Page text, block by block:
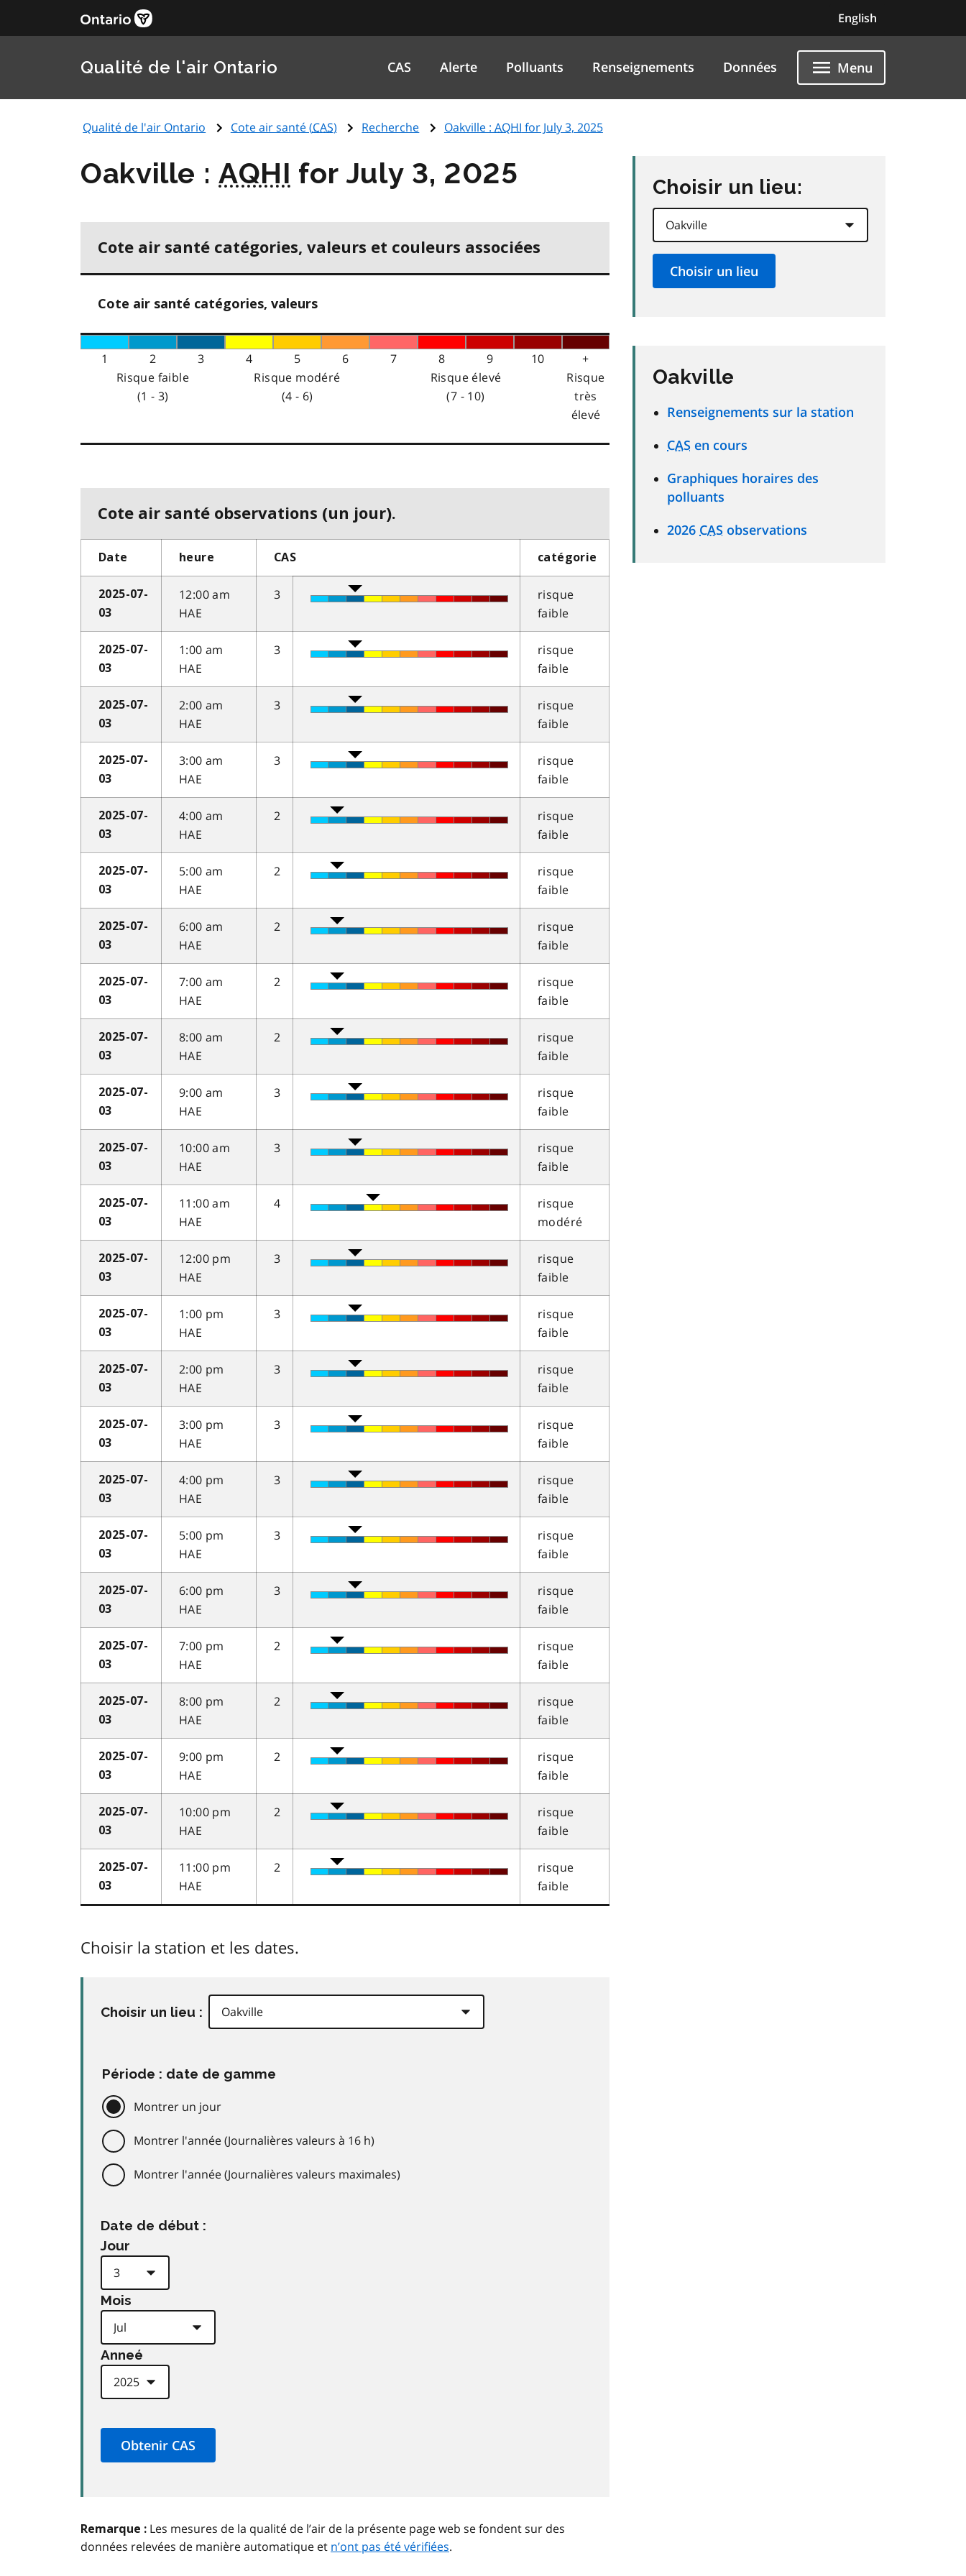
English
Qualité de l'air Ontario CAS Alerte Polluants Renseignements Données Menu
Qualité de l'air Ontario Cote air santé (CAS) Recherche Oakville : AQHI for July 3, 2025
Oakville :AQHI for July 3, 2025
Cote air santé catégories, valeurs et couleurs associées
Cote air santé catégories, valeurs
1 2 3 4 5 6 7 8 9 10
+
Risque faible
(1 - 3)
Risque modéré
(4 - 6)
Risque élevé
(7 - 10)
Risque
très
élevé
Cote air santé observations (un jour).
Date heure CAS catégorie
2025-07-
03
12:00 am
HAE
3
risque
faible
2025-07-
03
1:00 am
HAE
3
risque
faible
2025-07-
03
2:00 am
HAE
3
risque
faible
2025-07-
03
3:00 am
HAE
3
risque
faible
2025-07-
03
4:00 am
HAE
2
risque
faible
2025-07-
03
5:00 am
HAE
2
risque
faible
2025-07-
03
6:00 am
HAE
2
risque
faible
2025-07-
03
7:00 am
HAE
2
risque
faible
2025-07-
03
8:00 am
HAE
2
risque
faible
2025-07-
03
9:00 am
HAE
3
risque
faible
2025-07-
03
10:00 am
HAE
3
risque
faible
2025-07-
03
11:00 am
HAE
4
risque
modéré
2025-07-
03
12:00 pm
HAE
3
risque
faible
2025-07-
03
1:00 pm
HAE
3
risque
faible
2025-07-
03
2:00 pm
HAE
3
risque
faible
2025-07-
03
3:00 pm
HAE
3
risque
faible
2025-07-
03
4:00 pm
HAE
3
risque
faible
2025-07-
03
5:00 pm
HAE
3
risque
faible
2025-07-
03
6:00 pm
HAE
3
risque
faible
2025-07-
03
7:00 pm
HAE
2
risque
faible
2025-07-
03
8:00 pm
HAE
2
risque
faible
2025-07-
03
9:00 pm
HAE
2
risque
faible
2025-07-
03
10:00 pm
HAE
2
risque
faible
2025-07-
03
11:00 pm
HAE
2
risque
faible
Choisir la station et les dates.
Choisir un lieu :
Période : date de gamme
Montrer un jour
Montrer l'année (Journalières valeurs à 16 h)
Montrer l'année (Journalières valeurs maximales)
Date de début :
Jour
Mois
Anneé
Remarque : Les mesures de la qualité de l’air de la présente page web se fondent sur des
données relevées de manière automatique et n’ont pas été vérifiées.
Choisir un lieu:
Oakville
Renseignements sur la station
CAS en cours
Graphiques horaires des
polluants
2026 CAS observations